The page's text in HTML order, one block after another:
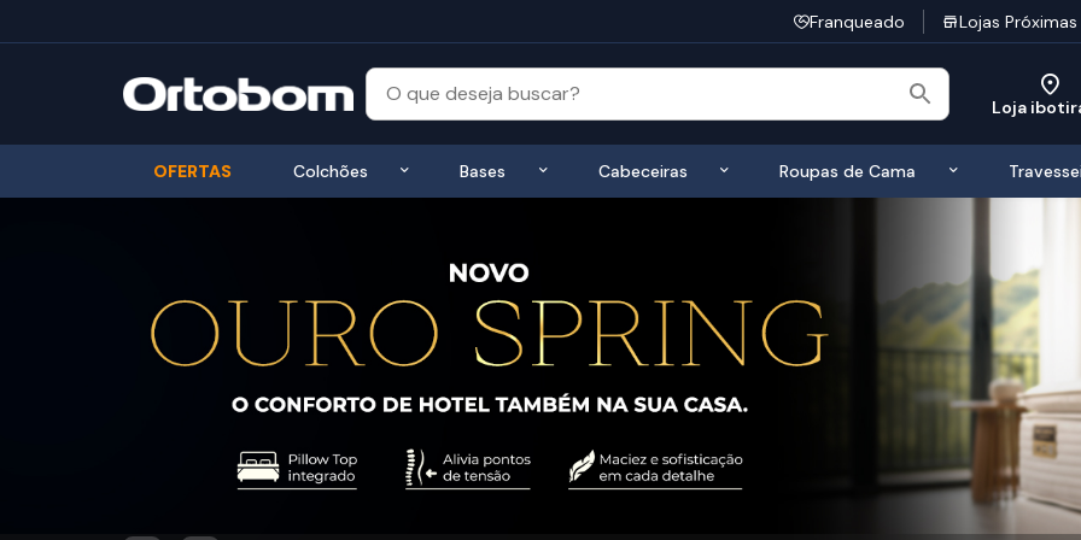
Franqueado Lojas Próximas
Loja
OFERTAS Colchões Exibir submenu de Colchões
Bases Exibir submenu de Bases
Cabeceiras Exibir submenu de Cabeceiras
Roupas de Cama Exibir